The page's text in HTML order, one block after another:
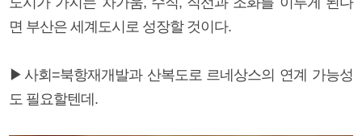
면 부산은 세계도시로 성장할 것이다.
▶사회=북항재개발과 산복도로 르네상스의 연계 가능성
도 필요할텐데.